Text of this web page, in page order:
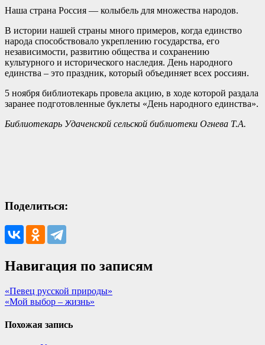
Наша страна Россия — колыбель для множества народов.
В истории нашей страны много примеров, когда единство
народа способствовало укреплению государства, его
независимости, развитию общества и сохранению
культурного и исторического наследия. День народного
единства – это праздник, который объединяет всех россиян.
5 ноября библиотекарь провела акцию, в ходе которой раздала
заранее подготовленные буклеты «День народного единства».
Библиотекарь Удаченской сельской библиотеки Огнева Т.А.
Поделиться:
Навигация по записям
«Певец русской природы»
«Мой выбор – жизнь»
Похожая запись